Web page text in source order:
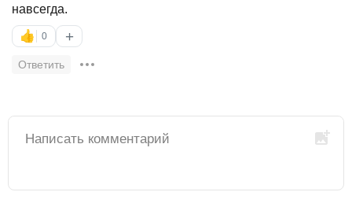
навсегда.
👍 0 +
Ответить